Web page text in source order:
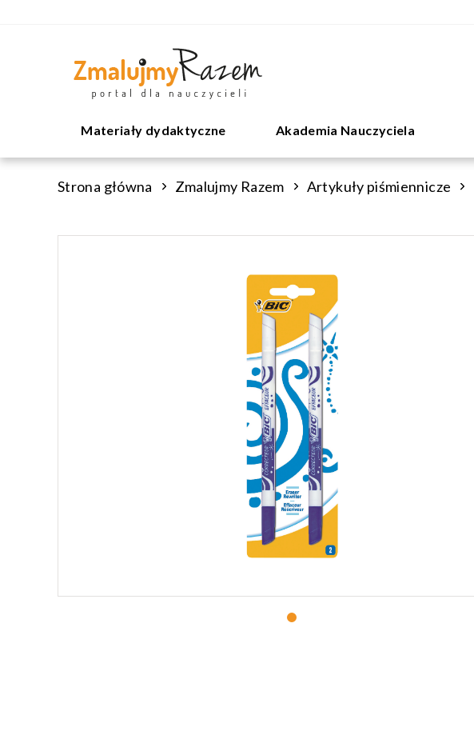
Materiały dydaktyczne Akademia Nauczyciela
Strona główna Zmalujmy Razem Artykuły piśmiennicze